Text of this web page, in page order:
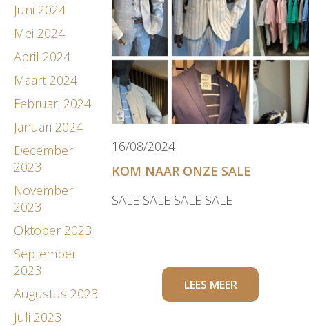
Juni 2024
Mei 2024
April 2024
Maart 2024
Februari 2024
Januari 2024
December
2023
November
2023
Oktober 2023
September
2023
Augustus 2023
Juli 2023
16/08/2024
KOM NAAR ONZE SALE
SALE SALE SALE SALE
LEES MEER